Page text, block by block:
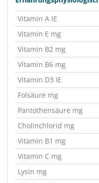
Vitamin A IE
Vitamin E mg
Vitamin B2 mg
Vitamin B6 mg
Vitamin D3 IE
Folsäure mg
Pantothensäure mg
Cholinchlorid mg
Vitamin B1 mg
Vitamin C mg
Lysin mg